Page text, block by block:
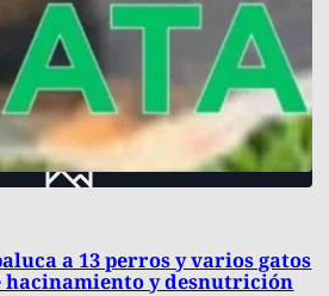
a 13 perros y varios gatos
hacinamiento y desnutrición